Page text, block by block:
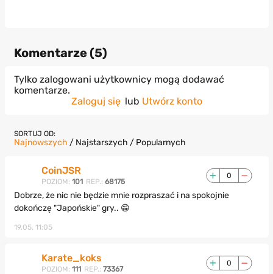
Komentarze (5)
Tylko zalogowani użytkownicy mogą dodawać
komentarze.
Zaloguj się lub Utwórz konto
SORTUJ OD:
Najnowszych / Najstarszych / Popularnych
CoinJSR
POZIOM: 101 REP.: 68175
0
Dobrze, że nic nie będzie mnie rozpraszać i na spokojnie
dokończę "Japońskie" gry.. 😁
19.05, 11:05
Karate_koks
POZIOM: 111 REP.: 73367
0